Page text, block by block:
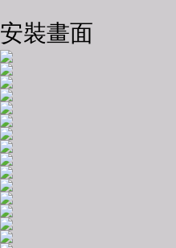
安裝畫面